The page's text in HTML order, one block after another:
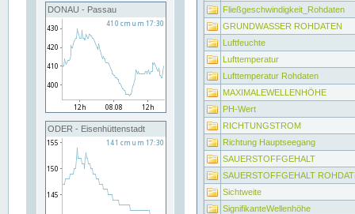
DONAU - Passau
ODER - Eisenhüttenstadt
Fließgeschwindigkeit_Rohdaten
GRUNDWASSER ROHDATEN
Luftfeuchte
Lufttemperatur
Lufttemperatur Rohdaten
MAXIMALEWELLENHÖHE
PH-Wert
RICHTUNGSTROM
Richtung Hauptseegang
SAUERSTOFFGEHALT
SAUERSTOFFGEHALT
Sichtweite
SignifikanteWellenhöhe